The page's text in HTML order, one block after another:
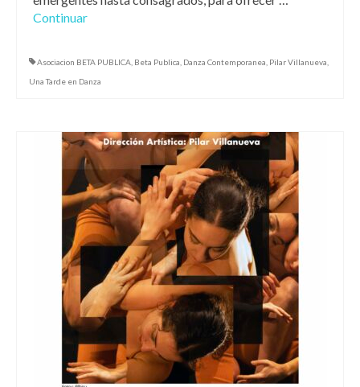
Continuar
Asociacion BETA PUBLICA Beta Publica Danza Contemporanea Pilar Villanueva
Una Tarde en Danza